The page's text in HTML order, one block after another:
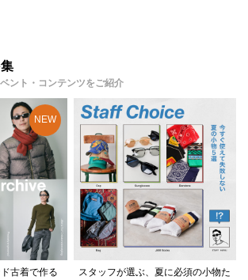
ント・コンテンツをご紹介
古着で作る
スタッフが選ぶ、夏に必須の小物た